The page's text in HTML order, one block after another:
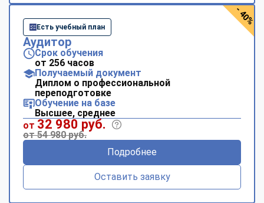
Есть учебный план
Аудитор
Срок обучения
от 256 часов
Получаемый документ
Диплом о профессиональной
переподготовке
Обучение на базе
Высшее, среднее
от 32 980 руб.
от 54 980 руб.
Подробнее
Оставить заявку
- 40%